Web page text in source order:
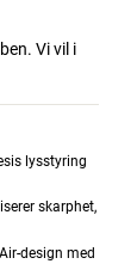
Vi vil i
lysstyring
skarphet,
design med